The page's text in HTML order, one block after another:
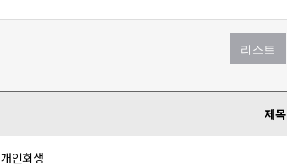
제목
개인회생